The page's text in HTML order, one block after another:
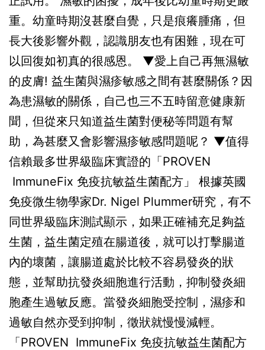
重。幼童時期沒甚麼自覺，只是痕癢腫痛，但
長大後影響外觀，認識朋友也有困難，現在可
以回復如初真的很感恩。 ▼愛上自己再無濕敏
的皮膚! 益生菌與濕疹敏感之間有甚麼關係？因
為患濕敏的關係，自己也三不五時留意健康新
聞，但從來只知道益生菌對便秘等問題有幫
助，為甚麼又會影響濕疹敏感問題呢？ ▼值得
信賴最多世界級臨床實證的「PROVEN
ImmuneFix 免疫抗敏益生菌配方」 根據英國
免疫微生物學家Dr. Nigel Plummer研究，有不
同世界級臨床測試顯示，如果正確補充足夠益
生菌，益生菌定殖在腸道後，就可以打擊腸道
內的壞菌，讓腸道處於比較不容易發炎的狀
態，並幫助抗發炎細胞進行活動，抑制發炎細
胞產生過敏反應。當發炎細胞受控制，濕疹和
過敏自然亦受到抑制，徵狀就慢慢減輕。
「PROVEN ImmuneFix 免疫抗敏益生菌配方